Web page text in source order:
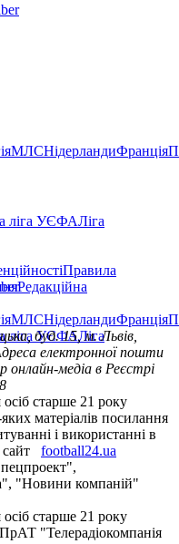
МЛСНідерландиФранція
ліга УЄФАЛіга
Правила
Редакційна
МЛСНідерландиФранція
ліга УЄФАЛіга
буд. 15, м. Львів,
електронної пошти
онлайн-медіа в Реєстрі
старше 21 року
матеріалів посилання
і використанні в
football24.ua
"Новини компаній"
старше 21 року
"Телерадіокомпанія